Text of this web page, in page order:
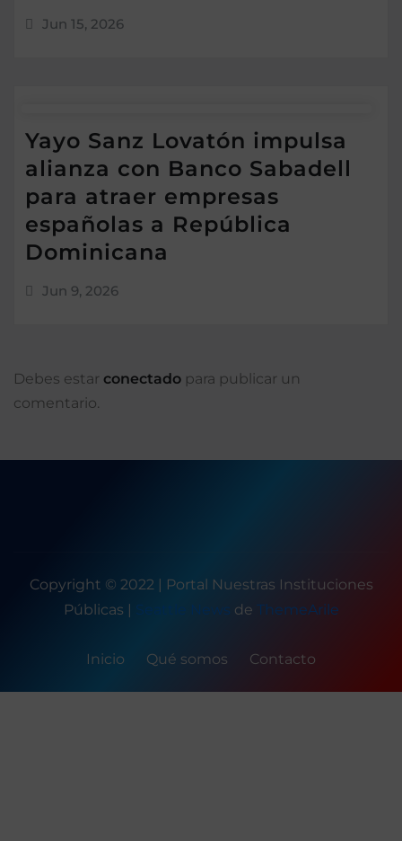
Jun 15, 2026
Yayo Sanz Lovatón impulsa
alianza con Banco Sabadell
para atraer empresas
españolas a República
Dominicana
Jun 9, 2026
Debes estar conectado para publicar un
comentario.
Copyright © 2022 | Portal Nuestras Instituciones
Públicas | Seattle News de ThemeArile
Inicio Qué somos Contacto